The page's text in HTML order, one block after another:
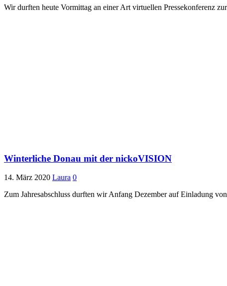
Wir durften heute Vormittag an einer Art virtuellen Pressekonferenz
Winterliche Donau mit der nickoVISION
14. März 2020 Laura 0
Zum Jahresabschluss durften wir Anfang Dezember auf Einladung